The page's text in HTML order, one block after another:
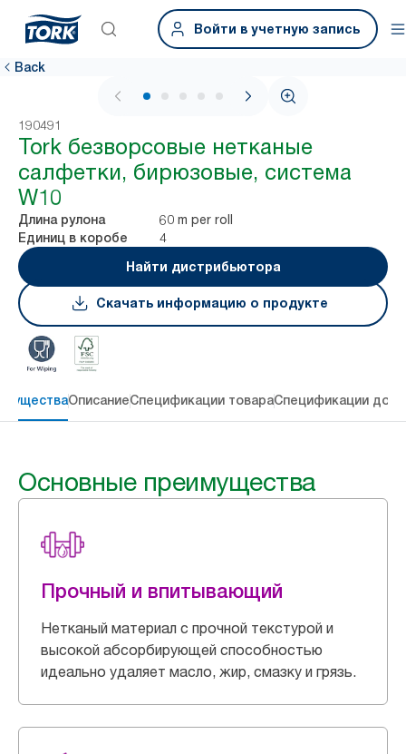
Войти в учетную запись
Back
1 / 6
190491
Tork безворсовые нетканые
салфетки, бирюзовые, система
W10
Длина рулона 60 m per roll
Единиц в коробе
4
Найти дистрибьютора
Скачать информацию о продукте
ОписаниеСпецификации товараСпецификации
Основные преимущества
Прочный и впитывающий
Нетканый материал с прочной текстурой и
высокой абсорбирующей способностью
идеально удаляет масло, жир, смазку и грязь.